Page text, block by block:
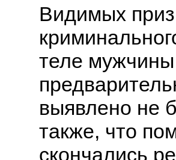
Видимых
теле
выявлено не
также, что
скончались